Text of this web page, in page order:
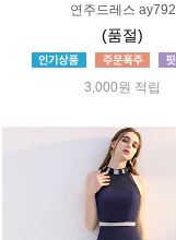
연주드레스 ay792
(품절)
3,000원 적립